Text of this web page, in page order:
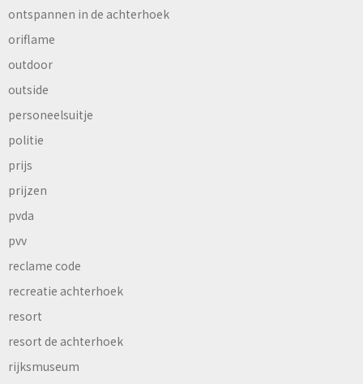
ontspannen in de achterhoek
oriflame
outdoor
outside
personeelsuitje
politie
prijs
prijzen
pvda
pvv
reclame code
recreatie achterhoek
resort
resort de achterhoek
rijksmuseum